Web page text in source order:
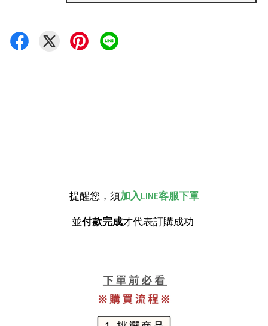
提醒您，須加入LINE客服下單
並付款完成才代表訂購成功